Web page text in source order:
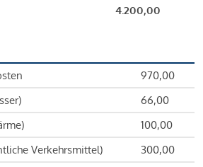
4.200,00
970,00
66,00
100,00
Verkehrsmittel)
300,00